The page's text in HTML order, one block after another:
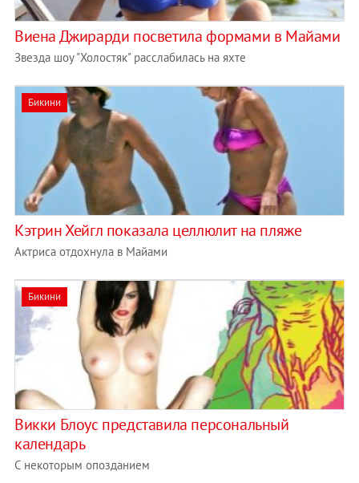
Виена Джирарди посветила формами в Майами
Звезда шоу "Холостяк" расслабилась на яхте
Бикини
Кэтрин Хейгл показала целлюлит на пляже
Актриса отдохнула в Майами
Бикини
Викки Блоус представила персональный
календарь
С некоторым опозданием